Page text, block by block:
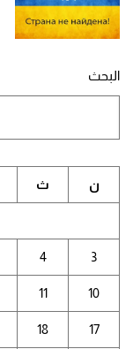
البحث
ن ث
3
4
10
11
17
18